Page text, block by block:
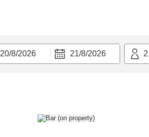
20/8/2026 21/8/2026 2